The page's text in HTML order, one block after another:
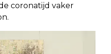
coronatijd vaker